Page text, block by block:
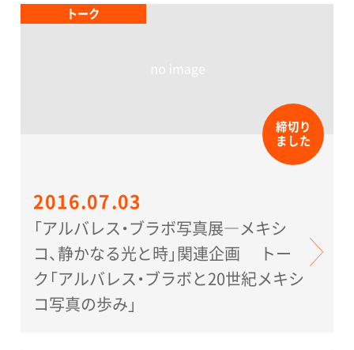
トーク
締切り
ました
2016.07.03
「アルバレス・ブラボ写真展―メキシ
コ、静かなる光と時」関連企画 トー
ク「アルバレス・ブラボと20世紀メキシ
コ写真の歩み」